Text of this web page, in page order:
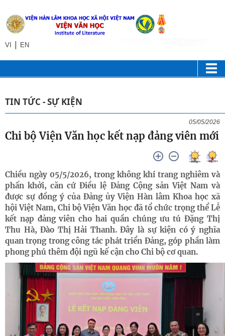
VI | EN
TIN TỨC - SỰ KIỆN
05/05/2026
Chi bộ Viện Văn học kết nạp đảng viên mới
Chiều ngày 05/5/2026, trong không khí trang nghiêm và
phấn khởi, căn cứ Điều lệ Đảng Cộng sản Việt Nam và
được sự đồng ý của Đảng ủy Viện Hàn lâm Khoa học xã
hội Việt Nam, Chi bộ Viện Văn học đã tổ chức trọng thể Lễ
kết nạp đảng viên cho hai quần chúng ưu tú Đặng Thị
Thu Hà, Đào Thị Hải Thanh. Đây là sự kiện có ý nghĩa
quan trọng trong công tác phát triển Đảng, góp phần làm
phong phú thêm đội ngũ kế cận cho Chi bộ cơ quan.